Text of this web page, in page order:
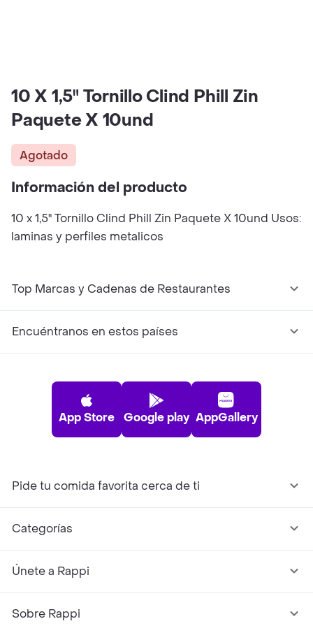
10 X 1,5" Tornillo Clind Phill Zin
Paquete X 10und
Agotado
Información del producto
10 x 1,5" Tornillo Clind Phill Zin Paquete X 10und Usos:
laminas y perfiles metalicos
Top Marcas y Cadenas de Restaurantes
Encuéntranos en estos países
App Store Google play AppGallery
Pide tu comida favorita cerca de ti
Categorías
Únete a Rappi
Sobre Rappi